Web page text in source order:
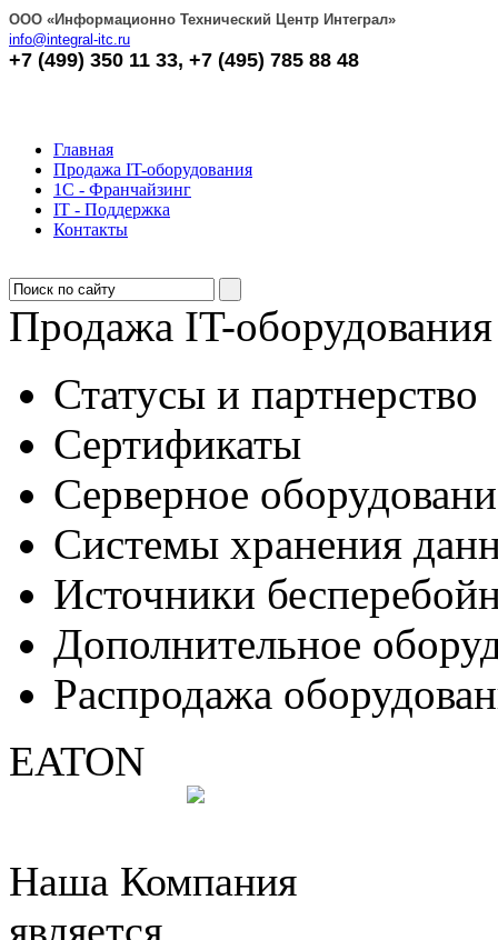
OOO «Информационно Технический Центр Интеграл»
info@integral-itc.ru
+7 (499) 350 11 33, +7 (495) 785 88 48
Главная
Продажа IT-оборудования
1С - Франчайзинг
IT - Поддержка
Контакты
Продажа IT-оборудования
Статусы и партнерство
Сертификаты
Серверное
Системы хранения
Источники
Дополнительное
Распродажа
EATON
Наша Компания
является